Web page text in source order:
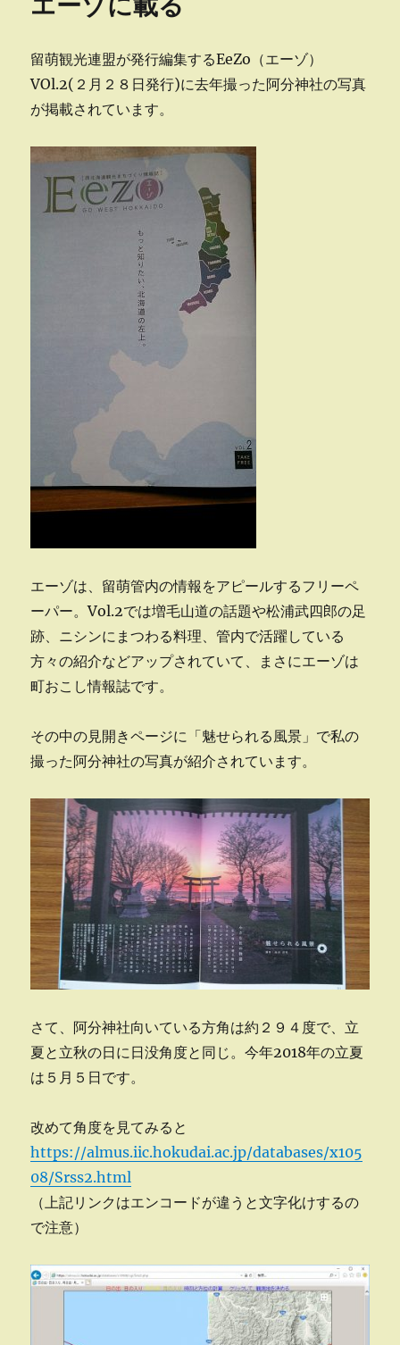
ー
増
毛
留萌観光連盟が発行編集するEeZo（エーゾ）
VOl.2(２月２８日発行)に去年撮った阿分神社の写真
が掲載されています。
エーゾは、留萌管内の情報をアピールするフリーペ
ーパー。Vol.2では増毛山道の話題や松浦武四郎の足
跡、ニシンにまつわる料理、管内で活躍している
方々の紹介などアップされていて、まさにエーゾは
町おこし情報誌です。
その中の見開きページに「魅せられる風景」で私の
撮った阿分神社の写真が紹介されています。
さて、阿分神社向いている方角は約２９４度で、立
夏と立秋の日に日没角度と同じ。今年2018年の立夏
は５月５日です。
改めて角度を見てみると
https://almus.iic.hokudai.ac.jp/databases/x105
08/Srss2.html
（上記リンクはエンコードが違うと文字化けするの
で注意）